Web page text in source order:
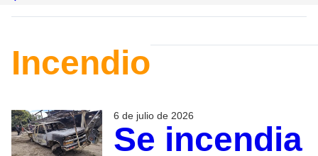
Incendio
6 de julio de 2026
Se incendia